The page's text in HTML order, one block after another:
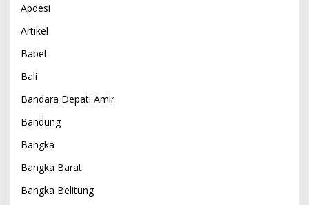
Apdesi
Artikel
Babel
Bali
Bandara Depati Amir
Bandung
Bangka
Bangka Barat
Bangka Belitung